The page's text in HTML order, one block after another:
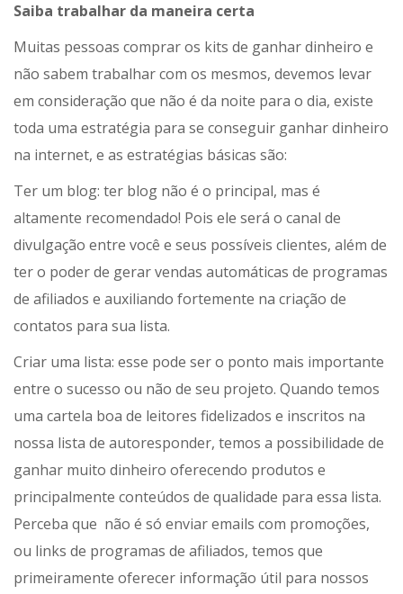
Saiba trabalhar da maneira certa
Muitas pessoas comprar os kits de ganhar dinheiro e
não sabem trabalhar com os mesmos, devemos levar
em consideração que não é da noite para o dia, existe
toda uma estratégia para se conseguir ganhar dinheiro
na internet, e as estratégias básicas são:
Ter um blog: ter blog não é o principal, mas é
altamente recomendado! Pois ele será o canal de
divulgação entre você e seus possíveis clientes, além de
ter o poder de gerar vendas automáticas de programas
de afiliados e auxiliando fortemente na criação de
contatos para sua lista.
Criar uma lista: esse pode ser o ponto mais importante
entre o sucesso ou não de seu projeto. Quando temos
uma cartela boa de leitores fidelizados e inscritos na
nossa lista de autoresponder, temos a possibilidade de
ganhar muito dinheiro oferecendo produtos e
principalmente conteúdos de qualidade para essa lista.
Perceba que não é só enviar emails com promoções,
ou links de programas de afiliados, temos que
primeiramente oferecer informação útil para nossos